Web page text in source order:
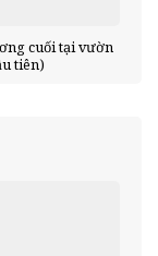
cuối tại vườn
tiên)